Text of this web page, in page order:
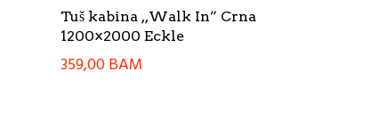
Tuš kabina ,,Walk In” Crna
1200×2000 Eckle
359,00BAM